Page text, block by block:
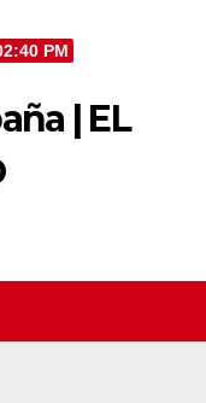
PM
| EL